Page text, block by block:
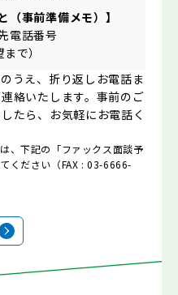
（事前準備メモ）】
電話番号
で）
うえ、折り返しお電話ま
絡いたします。事前のご
たら、お気軽にお電話く
、下記の「ファックス面談予
ください（FAX : 03-6666-